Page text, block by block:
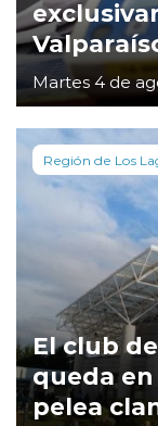
Martes 4 de
Región de Los
El club
queda
pelea